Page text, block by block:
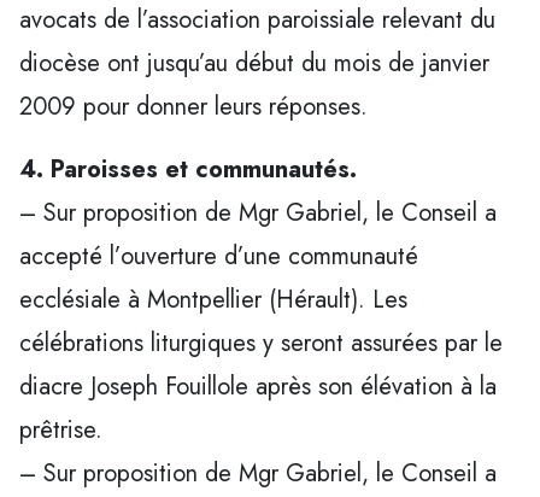
avocats de l’association paroissiale relevant du
diocèse ont jusqu’au début du mois de janvier
2009 pour donner leurs réponses.
4. Paroisses et communautés.
– Sur proposition de Mgr Gabriel, le Conseil a
accepté l’ouverture d’une communauté
ecclésiale à Montpellier (Hérault). Les
célébrations liturgiques y seront assurées par le
diacre Joseph Fouillole après son élévation à la
prêtrise.
– Sur proposition de Mgr Gabriel, le Conseil a